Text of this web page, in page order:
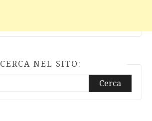
CERCA NEL SITO: